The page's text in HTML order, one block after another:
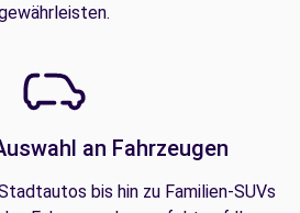
an Fahrzeugen
bis hin zu Familien-SUVs